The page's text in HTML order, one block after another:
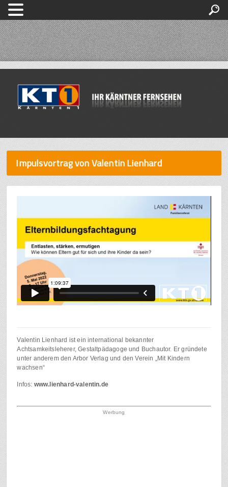
Impulsvortrag von Valentin Lienhard
Valentin Lienhard ist ein international bekannter
Achtsamkeitsleherer, Gestaltpädagoge und Buchautor. Er gründete
unter anderem den Arbor Verlag und den Verein „Mit Kindern
wachsen“
Infos: www.lienhard-valentin.de
Werbung